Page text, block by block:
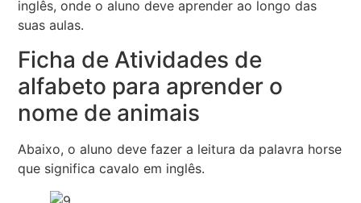
inglês, onde o aluno deve aprender ao longo das
suas aulas.
Ficha de Atividades de
alfabeto para aprender o
nome de animais
Abaixo, o aluno deve fazer a leitura da palavra horse
que significa cavalo em inglês.